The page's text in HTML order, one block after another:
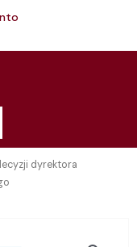
dyrektora